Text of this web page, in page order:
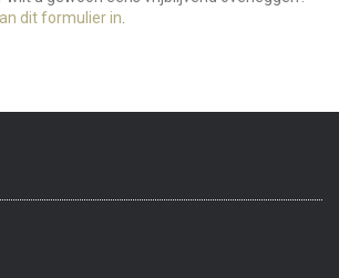
dit formulier in